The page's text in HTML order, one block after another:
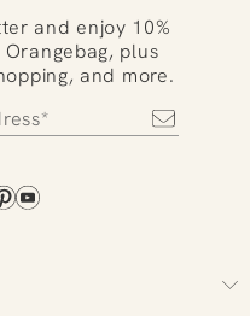
and enjoy 10%
plus
and more.